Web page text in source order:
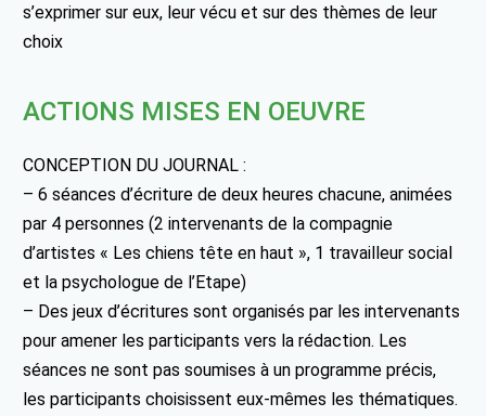
s’exprimer sur eux, leur vécu et sur des thèmes de leur
choix
ACTIONS MISES EN OEUVRE
CONCEPTION DU JOURNAL :
– 6 séances d’écriture de deux heures chacune, animées
par 4 personnes (2 intervenants de la compagnie
d’artistes « Les chiens tête en haut », 1 travailleur social
et la psychologue de l’Etape)
– Des jeux d’écritures sont organisés par les intervenants
pour amener les participants vers la rédaction. Les
séances ne sont pas soumises à un programme précis,
les participants choisissent eux-mêmes les thématiques.